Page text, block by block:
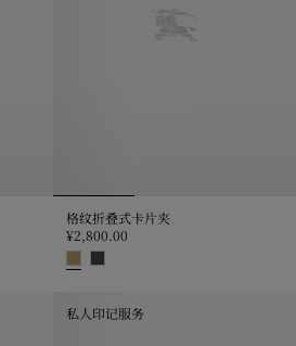
格纹折叠式卡片夹
¥2,800.00
私人印记服务